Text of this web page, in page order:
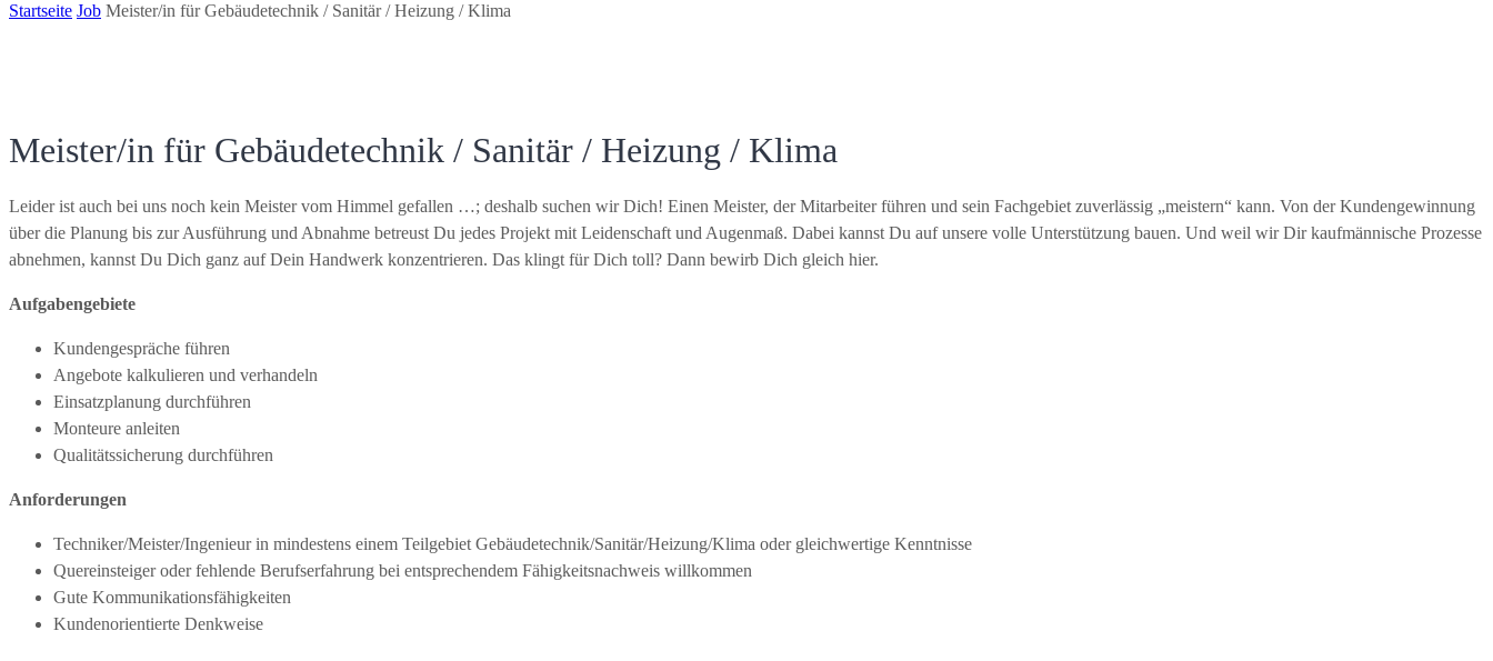
Startseite Job Meister/in für Gebäudetechnik / Sanitär / Heizung / Klima
Meister/in für Gebäudetechnik / Sanitär / Heizung / Klima
Leider ist auch bei uns noch kein Meister vom Himmel gefallen …; deshalb suchen wir Dich! Einen Meister, der Mitarbeiter führen und sein Fachgebiet zuverlässig „meistern“ kann. Von der Kundengewinnung
über die Planung bis zur Ausführung und Abnahme betreust Du jedes Projekt mit Leidenschaft und Augenmaß. Dabei kannst Du auf unsere volle Unterstützung bauen. Und weil wir Dir kaufmännische Prozesse
abnehmen, kannst Du Dich ganz auf Dein Handwerk konzentrieren. Das klingt für Dich toll? Dann bewirb Dich gleich hier.
Aufgabengebiete
Kundengespräche führen
Angebote kalkulieren und verhandeln
Einsatzplanung durchführen
Monteure anleiten
Qualitätssicherung durchführen
Anforderungen
Techniker/Meister/Ingenieur in mindestens einem Teilgebiet Gebäudetechnik/Sanitär/Heizung/Klima oder gleichwertige Kenntnisse
Quereinsteiger oder fehlende Berufserfahrung bei entsprechendem Fähigkeitsnachweis willkommen
Gute Kommunikationsfähigkeiten
Kundenorientierte Denkweise